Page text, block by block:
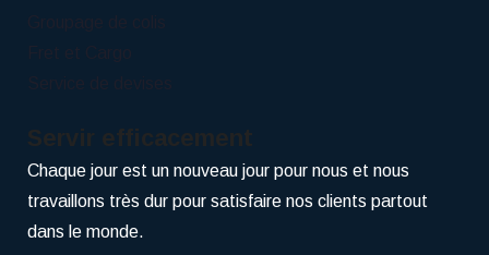
Servir efficacement
Chaque jour est un nouveau jour pour nous et nous
travaillons très dur pour satisfaire nos clients partout
dans le monde.